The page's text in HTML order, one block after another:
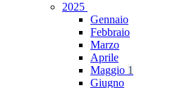
2025
Gennaio
Febbraio
Marzo
Aprile
Maggio 1
Giugno